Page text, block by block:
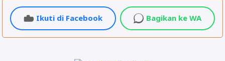
Ikuti di Facebook Bagikan ke WA